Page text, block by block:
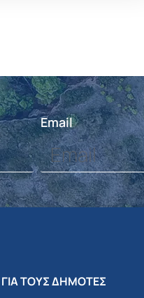
Email
ΓΙΑ ΤΟΥΣ ΔΗΜΟΤΕΣ